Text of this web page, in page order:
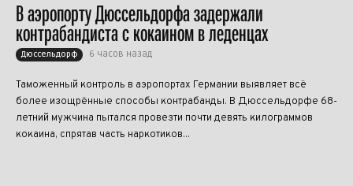
В аэропорту Дюссельдорфа задержали
контрабандиста с кокаином в леденцах
Дюссельдорф 6 часов назад
Таможенный контроль в аэропортах Германии выявляет всё
более изощрённые способы контрабанды. В Дюссельдорфе 68-
летний мужчина пытался провезти почти девять килограммов
кокаина, спрятав часть наркотиков...